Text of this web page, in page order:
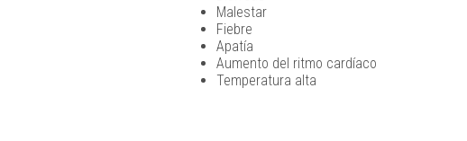
Malestar
Fiebre
Apatía
Aumento del ritmo cardíaco
Temperatura alta